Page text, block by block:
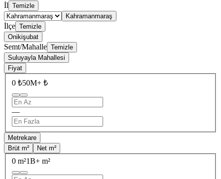
İl Temizle
Kahramanmaraş
İlçe Temizle
Onikişubat
Semt/Mahalle Temizle
Suluyayla Mahallesi
Fiyat
0 ₺50M+ ₺
—
Metrekare
Brüt m²
Net m²
0 m²1B+ m²